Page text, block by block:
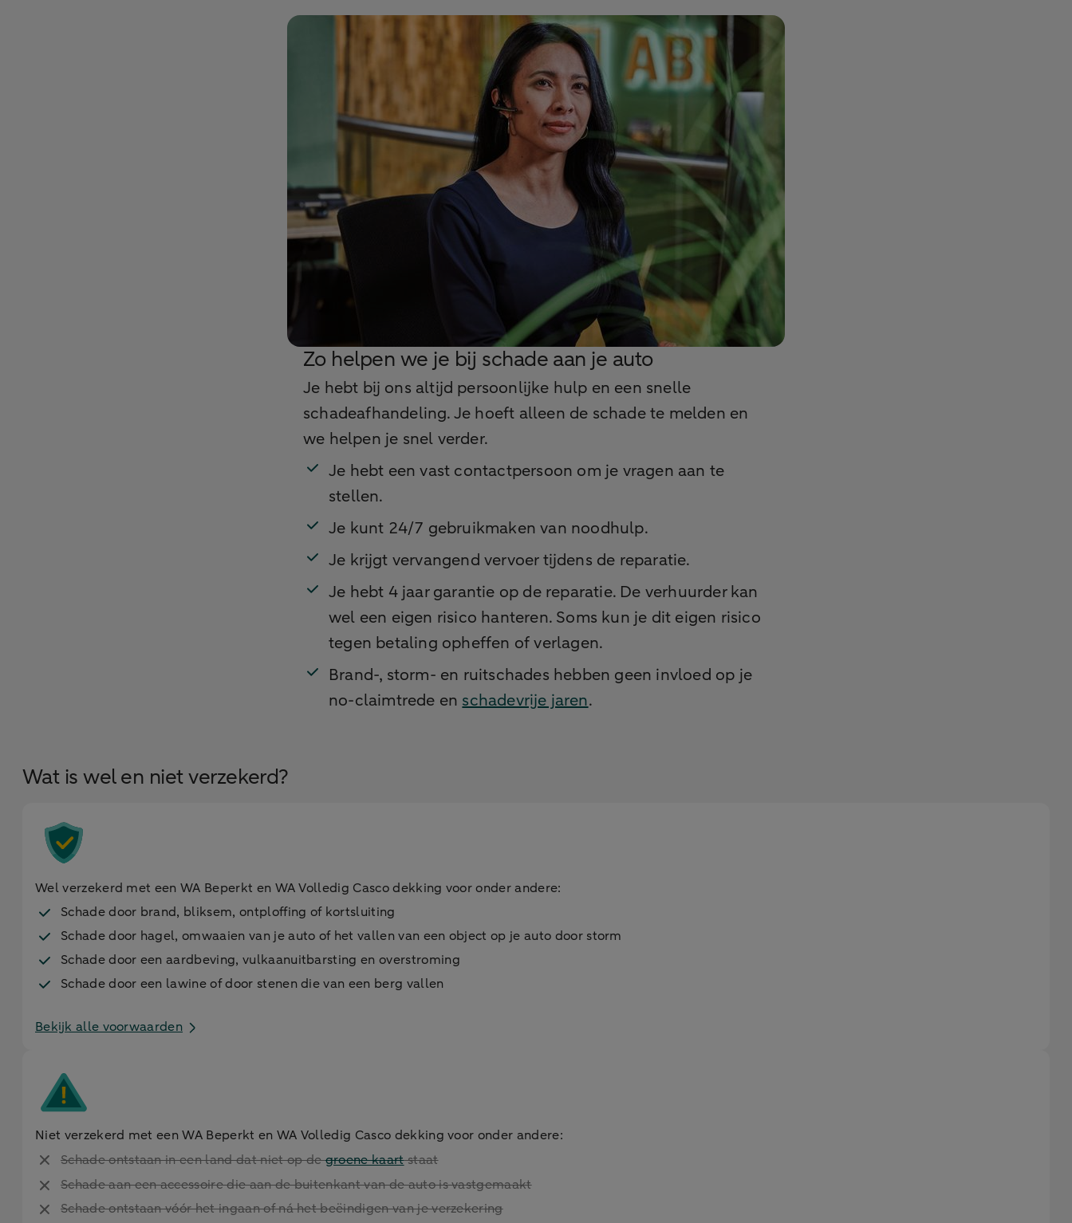
Zo helpen we je bij schade aan je auto
Je hebt bij ons altijd persoonlijke hulp en een snelle
schadeafhandeling. Je hoeft alleen de schade te melden en
we helpen je snel verder.
Je hebt een vast contactpersoon om je vragen aan te
stellen.
Je kunt 24/7 gebruikmaken van noodhulp.
Je krijgt vervangend vervoer tijdens de reparatie.
Je hebt 4 jaar garantie op de reparatie. De verhuurder kan
wel een eigen risico hanteren. Soms kun je dit eigen risico
tegen betaling opheffen of verlagen.
Brand-, storm- en ruitschades hebben geen invloed op je
no-claimtrede en schadevrije jaren.
Wat is wel en niet verzekerd?
Wel verzekerd met een WA Beperkt en WA Volledig Casco dekking voor onder andere:
Schade door brand, bliksem, ontploffing of kortsluiting
Schade door hagel, omwaaien van je auto of het vallen van een object op je auto door storm
Schade door een aardbeving, vulkaanuitbarsting en overstroming
Schade door een lawine of door stenen die van een berg vallen
Bekijk alle voorwaarden
Niet verzekerd met een WA Beperkt en WA Volledig Casco dekking voor onder andere:
Schade ontstaan in een land dat niet op degroene kaartstaat
Schade aan een accessoire die aan de buitenkant van de auto is vastgemaakt
Schade ontstaan vóór het ingaan of ná het beëindigen van je verzekering